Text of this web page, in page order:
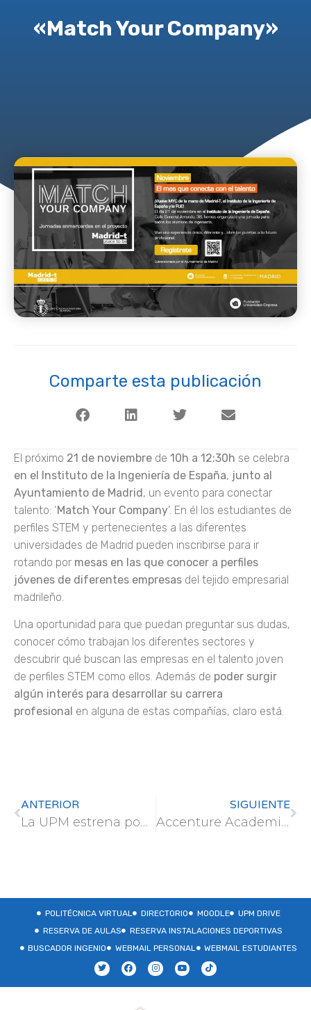
«Match Your Company»
Comparte esta publicación
El próximo 21 de noviembre de 10h a 12:30h se celebra
en el Instituto de la Ingeniería de España, junto al
Ayuntamiento de Madrid, un evento para conectar
talento: ‘Match Your Company‘. En él los estudiantes de
perfiles STEM y pertenecientes a las diferentes
universidades de Madrid pueden inscribirse para ir
rotando por mesas en las que conocer a perfiles
jóvenes de diferentes empresas del tejido empresarial
madrileño.
Una oportunidad para que puedan preguntar sus dudas,
conocer cómo trabajan los diferentes sectores y
descubrir qué buscan las empresas en el talento joven
de perfiles STEM como ellos. Además de poder surgir
algún interés para desarrollar su carrera
profesional en alguna de estas compañías, claro está.
ANTERIOR
La UPM estrena podcast
SIGUIENTE
Accenture Academies Online
POLITÉCNICA VIRTUAL DIRECTORIO MOODLE
UPM DRIVE
RESERVA DE AULAS
RESERVA INSTALACIONES DEPORTIVAS
BUSCADOR INGENIO
WEBMAIL PERSONAL WEBMAIL ESTUDIANTES